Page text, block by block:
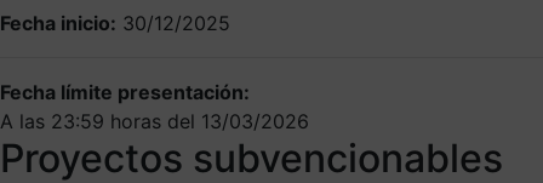
Fecha inicio: 30/12/2025
Fecha límite presentación:
A las 23:59 horas del 13/03/2026
Proyectos subvencionables